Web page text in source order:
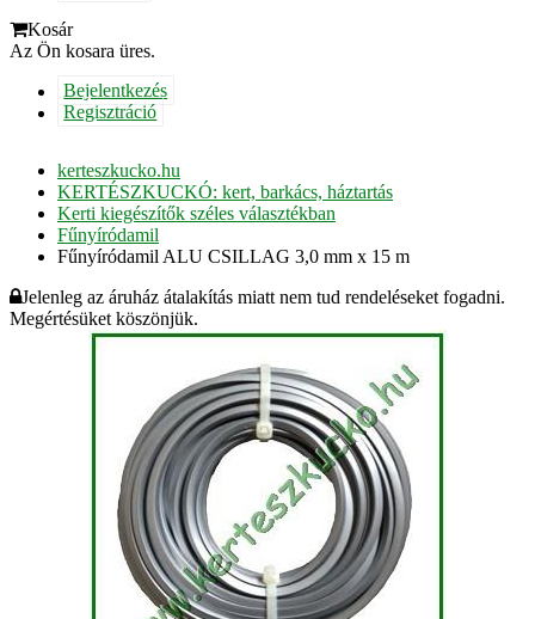
Kosár
Az Ön kosara üres.
Bejelentkezés
Regisztráció
kerteszkucko.hu
KERTÉSZKUCKÓ: kert, barkács, háztartás
Kerti kiegészítők széles választékban
Fűnyíródamil
Fűnyíródamil ALU CSILLAG 3,0 mm x 15 m
Jelenleg az áruház átalakítás miatt nem tud rendeléseket fogadni.
Megértésüket köszönjük.